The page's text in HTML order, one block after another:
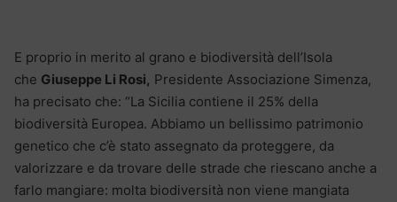
E proprio in merito al grano e biodiversità dell’Isola
che Giuseppe Li Rosi, Presidente Associazione Simenza,
ha precisato che: “La Sicilia contiene il 25% della
biodiversità Europea. Abbiamo un bellissimo patrimonio
genetico che c’è stato assegnato da proteggere, da
valorizzare e da trovare delle strade che riescano anche a
farlo mangiare: molta biodiversità non viene mangiata